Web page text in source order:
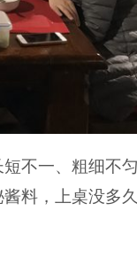
不一、粗细不
料，上桌没多